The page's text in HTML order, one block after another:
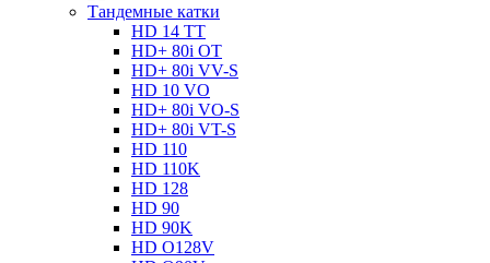
Тандемные катки
HD 14 TT
HD+ 80i OT
HD+ 80i VV-S
HD 10 VO
HD+ 80i VO-S
HD+ 80i VT-S
HD 110
HD 110K
HD 128
HD 90
HD 90K
HD O128V